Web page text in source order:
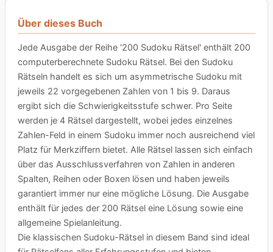
Über dieses Buch
Jede Ausgabe der Reihe '200 Sudoku Rätsel' enthält 200
computerberechnete Sudoku Rätsel. Bei den Sudoku
Rätseln handelt es sich um asymmetrische Sudoku mit
jeweils 22 vorgegebenen Zahlen von 1 bis 9. Daraus
ergibt sich die Schwierigkeitsstufe schwer. Pro Seite
werden je 4 Rätsel dargestellt, wobei jedes einzelnes
Zahlen-Feld in einem Sudoku immer noch ausreichend viel
Platz für Merkziffern bietet. Alle Rätsel lassen sich einfach
über das Ausschlussverfahren von Zahlen in anderen
Spalten, Reihen oder Boxen lösen und haben jeweils
garantiert immer nur eine mögliche Lösung. Die Ausgabe
enthält für jedes der 200 Rätsel eine Lösung sowie eine
allgemeine Spielanleitung.
Die klassischen Sudoku-Rätsel in diesem Band sind ideal